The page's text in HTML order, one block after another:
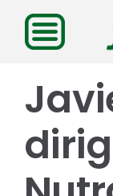
Saltar
contenido